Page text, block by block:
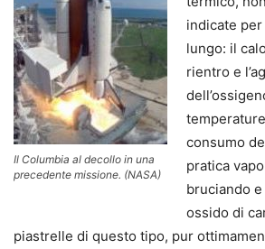
Il Columbia al decollo in una
precedente missione. (NASA)
indicate
lungo: il
rientro e
consumo
pratica
bruciando
ossido di
piastrelle di questo tipo, pur